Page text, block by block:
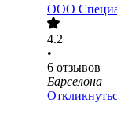
ООО
4.2
•
6 отзывов
Барселона